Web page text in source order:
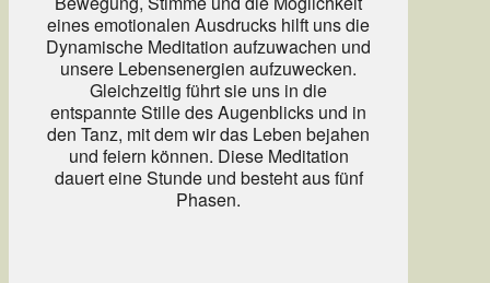
eines emotionalen Ausdrucks hilft uns die
Dynamische Meditation aufzuwachen und
unsere Lebensenergien aufzuwecken.
Gleichzeitig führt sie uns in die
entspannte Stille des Augenblicks und in
den Tanz, mit dem wir das Leben bejahen
und feiern können. Diese Meditation
dauert eine Stunde und besteht aus fünf
Phasen.